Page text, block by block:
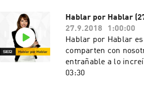
Hablar por Hablar
27.9.2018
1:00:00
Hablar por Hablar
comparten con
entrañable a lo
03:30